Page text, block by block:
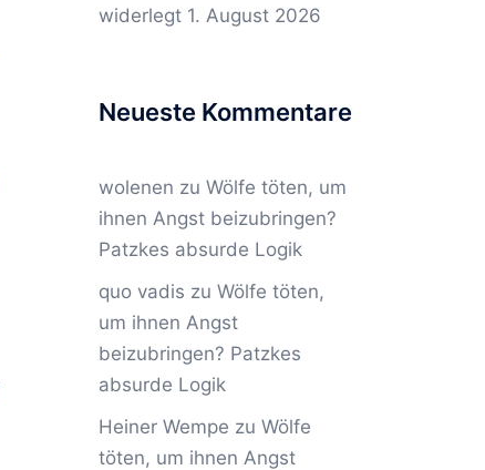
widerlegt 1. August 2026
Neueste Kommentare
wolenen zu Wölfe töten, um
ihnen Angst beizubringen?
Patzkes absurde Logik
quo vadis zu Wölfe töten,
um ihnen Angst
beizubringen? Patzkes
absurde Logik
Heiner Wempe zu Wölfe
töten, um ihnen Angst